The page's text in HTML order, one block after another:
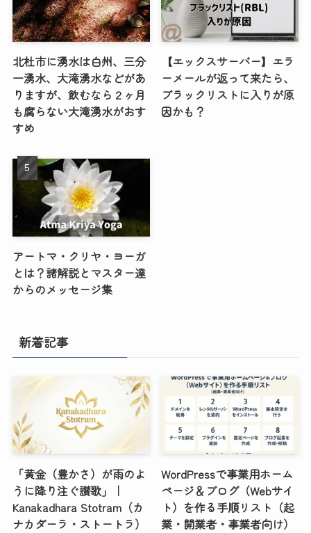
北杜市に湧水は白州、三分
一湧水、大滝湧水などがあ
りますが、飲むなら２ヶ月
も腐らない大滝湧水がおす
すめ
【エックスサーバー】エラ
ーメールが返って来たら、
ブラックリストに入りが原
因かも？
アートマ・クリヤ・ヨーガ
とは？諸解説とマスター達
からのメッセージ集
新着記事
「黄金（豊かさ）が雨のよ
うに降り注ぐ讃歌」｜
Kanakadhara Stotram（カ
ナカダーラ・ストートラ）
WordPressで事業用ホーム
ページ＆ブログ（Webサイ
ト）を作る手順リスト（起
業・開業者・事業者向け）